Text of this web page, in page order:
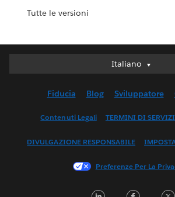
Tutte le versioni
Italiano
Italiano
English (UK)
Français (Canada)
한국어
Fiducia Blog Sviluppatore
Contenuti Legali TERMINI DI
DIVULGAZIONE RESPONSABILE
Preferenze Per La